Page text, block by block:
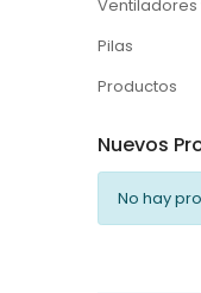
Pilas
Productos
Nuevos
No hay